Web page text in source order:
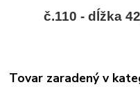
č.110 - dĺžka
Tovar zaradený v